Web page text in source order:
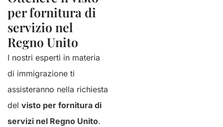
per fornitura di
servizio nel
Regno Unito
I nostri esperti in materia
di immigrazione ti
assisteranno nella richiesta
del visto per fornitura di
servizi nel Regno Unito.